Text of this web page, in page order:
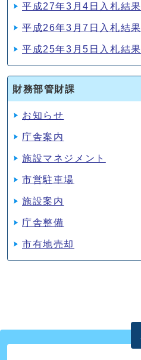
平成27年3月4日入札結果
平成26年3月7日入札結果
平成25年3月5日入札結果
財務部管財課
お知らせ
庁舎案内
施設マネジメント
市営駐車場
施設案内
庁舎整備
市有地売却